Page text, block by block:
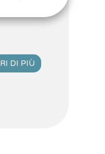
DI PIÙ